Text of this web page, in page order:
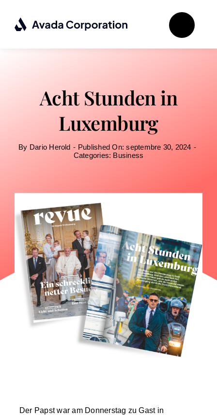
contenu
Acht Stunden in
Luxemburg
By Dario Herold - Published On: septembre 30, 2024 -
Categories: Business
Der Papst war am Donnerstag zu Gast in